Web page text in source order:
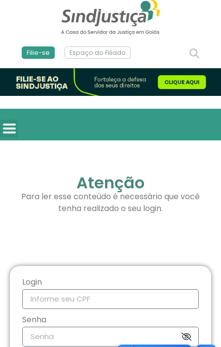
Filie-se Espaço do Filiado
Atenção
Para ler esse conteúdo é necessário que você
tenha realizado o seu login.
Login
Senha